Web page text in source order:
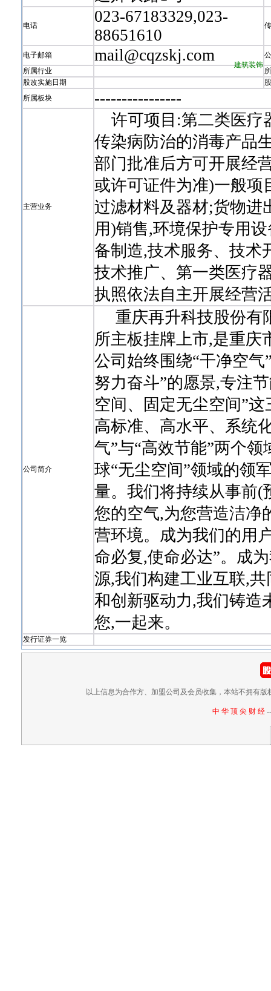
电话
023-67183329,023-
88651610
电子邮箱 mail@cqzskj.com
所属行业
建筑装饰
股改实施日期
所属板块
----------------
主营业务
许可项目:第二类医疗
传染病防治的消毒产品
部门批准后方可开展经
或许可证件为准)一般项
过滤材料及器材;货物进
用)销售,环境保护专用
备制造,技术服务、技术
技术推广、第一类医疗
执照依法自主开展经营
公司简介
重庆再升科技股份有
所主板挂牌上市,是重庆
公司始终围绕“干净空
努力奋斗”的愿景,专注
空间、固定无尘空间”
高标准、高水平、系统
气”与“高效节能”两个
球“无尘空间”领域的领
量。我们将持续从事前(
您的空气,为您营造洁净
营环境。成为我们的用
命必复,使命必达”。成
源,我们构建工业互联,
和创新驱动力,我们铸造
您,一起来。
发行证券一览
以上信息为合作方、加盟公司及会员收集，本站不拥有
中 华 顶 尖 财 经